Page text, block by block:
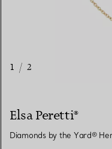
1 / 2
Elsa Peretti®
Diamonds by the Yard®